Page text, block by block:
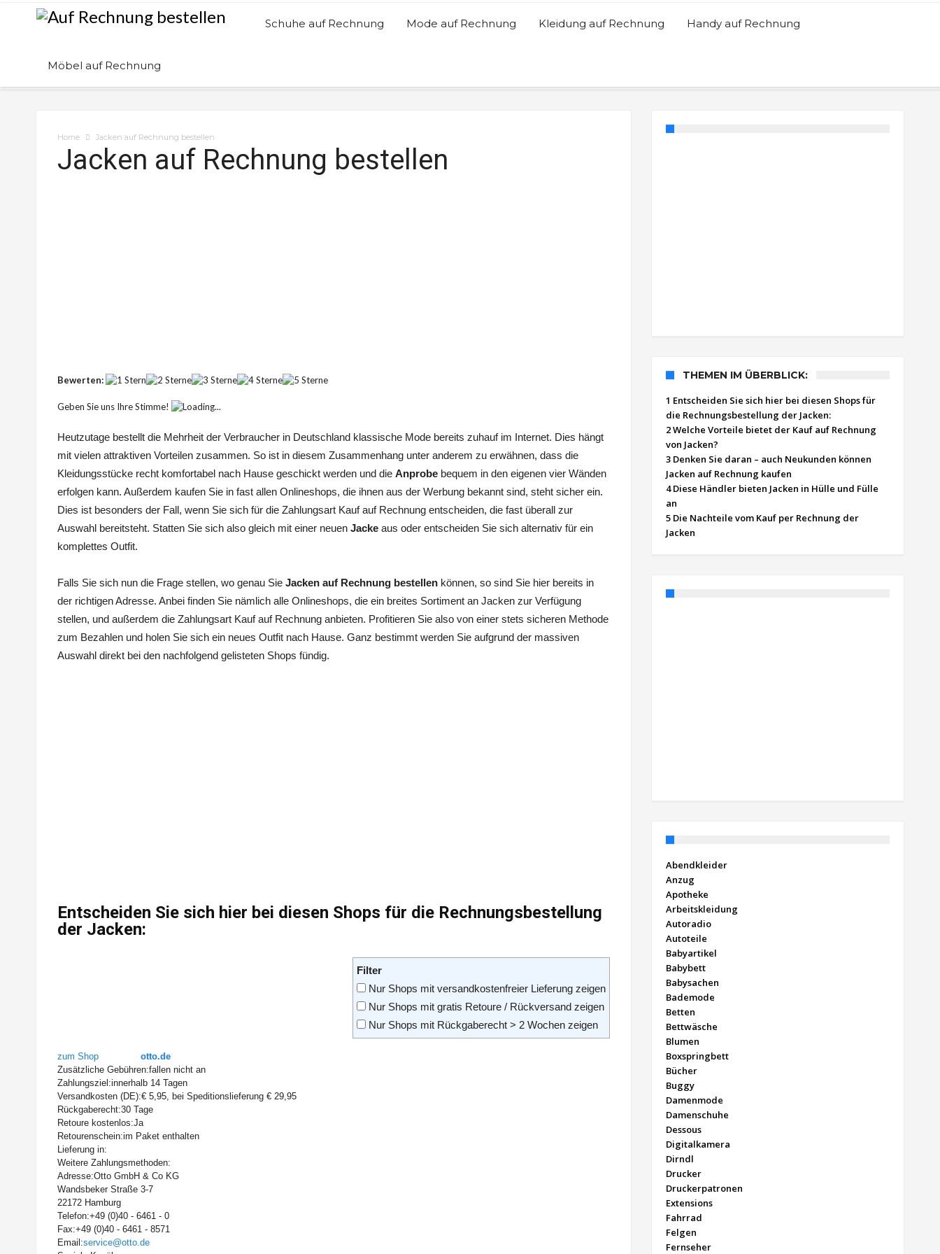
Schuhe auf Rechnung Mode auf Rechnung Kleidung auf Rechnung Handy auf Rechnung
Möbel auf Rechnung
Home Jacken auf Rechnung bestellen
Jacken auf Rechnung bestellen
Bewerten:
Geben Sie uns Ihre Stimme! Loading...
Heutzutage bestellt die Mehrheit der Verbraucher in Deutschland klassische Mode bereits zuhauf im Internet. Dies hängt
mit vielen attraktiven Vorteilen zusammen. So ist in diesem Zusammenhang unter anderem zu erwähnen, dass die
Kleidungsstücke recht komfortabel nach Hause geschickt werden und die Anprobe bequem in den eigenen vier Wänden
erfolgen kann. Außerdem kaufen Sie in fast allen Onlineshops, die ihnen aus der Werbung bekannt sind, steht sicher ein.
Dies ist besonders der Fall, wenn Sie sich für die Zahlungsart Kauf auf Rechnung entscheiden, die fast überall zur
Auswahl bereitsteht. Statten Sie sich also gleich mit einer neuen Jacke aus oder entscheiden Sie sich alternativ für ein
komplettes Outfit.
Falls Sie sich nun die Frage stellen, wo genau Sie Jacken auf Rechnung bestellen können, so sind Sie hier bereits in
der richtigen Adresse. Anbei finden Sie nämlich alle Onlineshops, die ein breites Sortiment an Jacken zur Verfügung
stellen, und außerdem die Zahlungsart Kauf auf Rechnung anbieten. Profitieren Sie also von einer stets sicheren Methode
zum Bezahlen und holen Sie sich ein neues Outfit nach Hause. Ganz bestimmt werden Sie aufgrund der massiven
Auswahl direkt bei den nachfolgend gelisteten Shops fündig.
Entscheiden Sie sich hier bei diesen Shops für die Rechnungsbestellung
der Jacken:
Filter
Nur Shops mit versandkostenfreier Lieferung zeigen
Nur Shops mit gratis Retoure / Rückversand zeigen
Nur Shops mit Rückgaberecht > 2 Wochen zeigen
zum Shop
otto.de
Zusätzliche Gebühren:fallen nicht an
Zahlungsziel:innerhalb 14 Tagen
Versandkosten (DE):€ 5,95, bei Speditionslieferung € 29,95
Rückgaberecht:30 Tage
Retoure kostenlos:Ja
Retourenschein:im Paket enthalten
Lieferung in:
Weitere Zahlungsmethoden:
Adresse:Otto GmbH & Co KG
Wandsbeker Straße 3-7
22172 Hamburg
Telefon:+49 (0)40 - 6461 - 0
Fax:+49 (0)40 - 6461 - 8571
Email:service@otto.de
THEMEN IM ÜBERBLICK:
1 Entscheiden Sie sich hier bei diesen Shops für
die Rechnungsbestellung der Jacken:
2 Welche Vorteile bietet der Kauf auf Rechnung
von Jacken?
3 Denken Sie daran – auch Neukunden können
Jacken auf Rechnung kaufen
4 Diese Händler bieten Jacken in Hülle und Fülle
an
5 Die Nachteile vom Kauf per Rechnung der
Jacken
Abendkleider
Anzug
Apotheke
Arbeitskleidung
Autoradio
Autoteile
Babyartikel
Babybett
Babysachen
Bademode
Betten
Bettwäsche
Blumen
Boxspringbett
Bücher
Buggy
Damenmode
Damenschuhe
Dessous
Digitalkamera
Dirndl
Drucker
Druckerpatronen
Extensions
Fahrrad
Felgen
Fernseher